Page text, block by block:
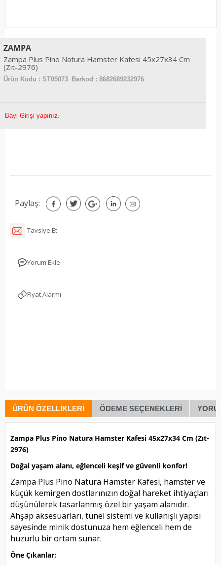
ZAMPA
Zampa Plus Pino Natura Hamster Kafesi 45x27x34 Cm
(Zıt-2976)
Ürün Kodu : ST05073 Barkod : 8682689232976
Bayi Girişi yapınız.
Paylaş:
Tavsiye Et
Yorum Ekle
Fiyat Alarmı
ÜRÜN ÖZELLIKLERI ÖDEME SEÇENEKLERI
Zampa Plus Pino Natura Hamster Kafesi 45x27x34 Cm (Zıt-
2976)
Doğal yaşam alanı, eğlenceli keşif ve güvenli konfor!
Zampa Plus Pino Natura Hamster Kafesi, hamster ve
küçük kemirgen dostlarınızın doğal hareket ihtiyaçları
düşünülerek tasarlanmış özel bir yaşam alanıdır.
Ahşap aksesuarları, tünel sistemi ve kullanışlı yapısı
sayesinde minik dostunuza hem eğlenceli hem de
huzurlu bir ortam sunar.
Öne Çıkanlar: